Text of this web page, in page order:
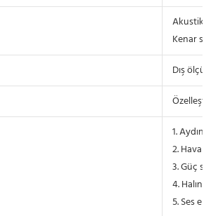
Akustik
Kenar
Dış
1.
2.
3. Güç
4. Halının
5. Ses